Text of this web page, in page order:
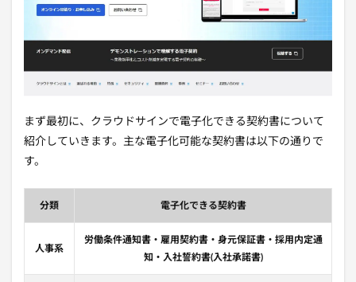
まず最初に、クラウドサインで電子化できる契約書について
紹介していきます。主な電子化可能な契約書は以下の通りで
す。
分類 電子化できる契約書
人事系
労働条件通知書・雇用契約書・身元保証書・採用内定通
知・入社誓約書(入社承諾書)